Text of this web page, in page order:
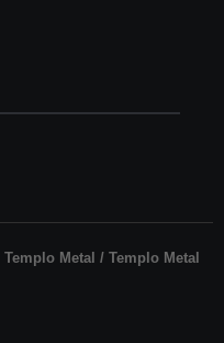
Templo Metal / Templo Metal